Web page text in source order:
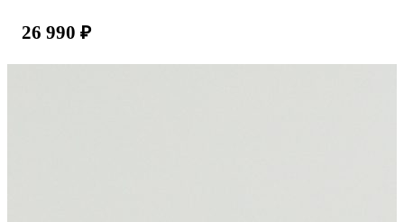
26 990 ₽